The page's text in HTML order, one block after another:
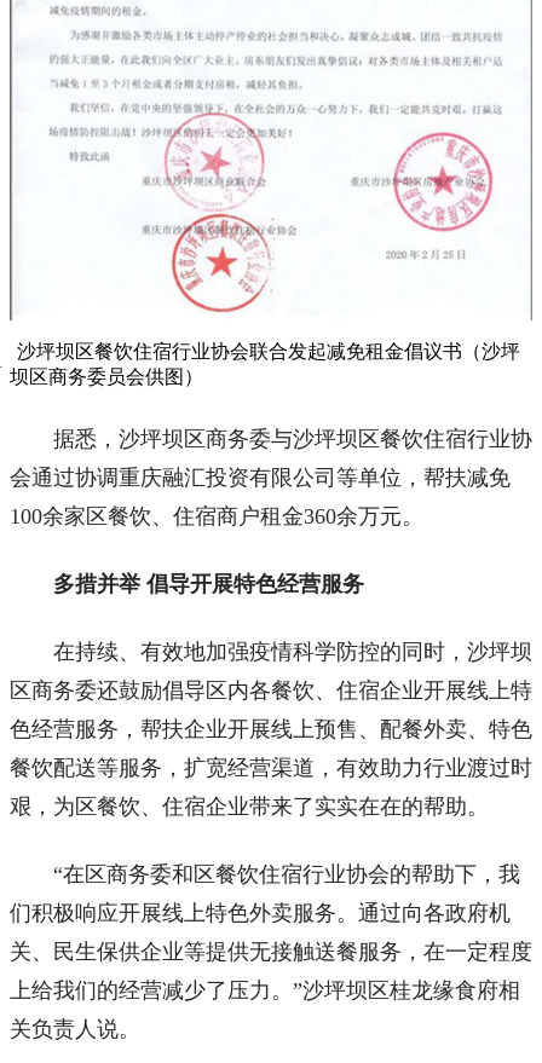
沙坪坝区餐饮住宿行业协会联合发起减免租金倡议书（沙坪
坝区商务委员会供图）
据悉，沙坪坝区商务委与沙坪坝区餐饮住宿行业协
会通过协调重庆融汇投资有限公司等单位，帮扶减免
100余家区餐饮、住宿商户租金360余万元。
多措并举 倡导开展特色经营服务
在持续、有效地加强疫情科学防控的同时，沙坪坝
区商务委还鼓励倡导区内各餐饮、住宿企业开展线上特
色经营服务，帮扶企业开展线上预售、配餐外卖、特色
餐饮配送等服务，扩宽经营渠道，有效助力行业渡过时
艰，为区餐饮、住宿企业带来了实实在在的帮助。
“在区商务委和区餐饮住宿行业协会的帮助下，我
们积极响应开展线上特色外卖服务。通过向各政府机
关、民生保供企业等提供无接触送餐服务，在一定程度
上给我们的经营减少了压力。”沙坪坝区桂龙缘食府相
关负责人说。